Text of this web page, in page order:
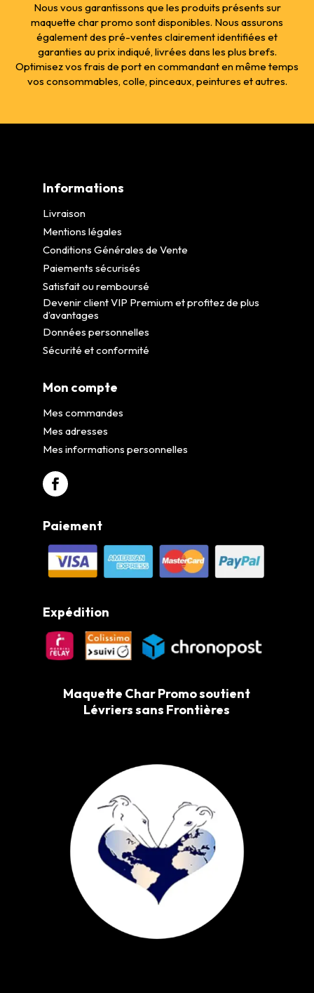
Nous vous garantissons que les produits présents sur
maquette char promo sont disponibles. Nous assurons
également des pré-ventes clairement identifiées et
garanties au prix indiqué, livrées dans les plus brefs.
Optimisez vos frais de port en commandant en même temps
vos consommables, colle, pinceaux, peintures et autres.
Informations
Livraison
Mentions légales
Conditions Générales de Vente
Paiements sécurisés
Satisfait ou remboursé
Devenir client VIP Premium et profitez de plus
d’avantages
Données personnelles
Sécurité et conformité
Mon compte
Mes commandes
Mes adresses
Mes informations personnelles
Paiement
Expédition
Maquette Char Promo soutient
Lévriers sans Frontières